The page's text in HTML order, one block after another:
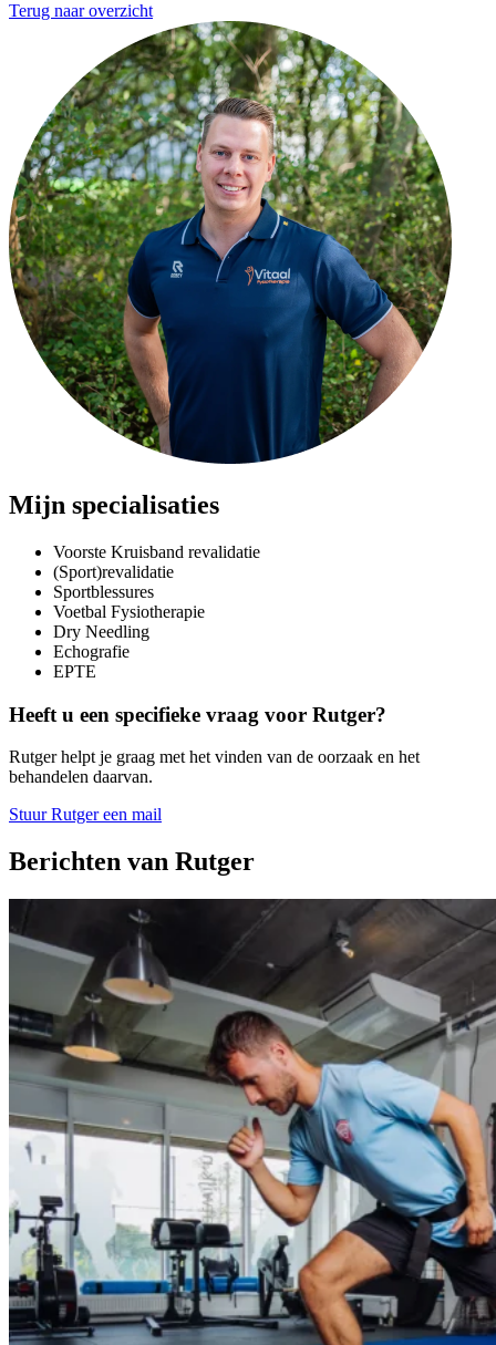
Terug naar overzicht
Mijn specialisaties
Voorste Kruisband revalidatie
(Sport)revalidatie
Sportblessures
Voetbal Fysiotherapie
Dry Needling
Echografie
EPTE
Heeft u een specifieke vraag voor Rutger?
Rutger helpt je graag met het vinden van de oorzaak en het
behandelen daarvan.
Stuur Rutger een mail
Berichten van Rutger